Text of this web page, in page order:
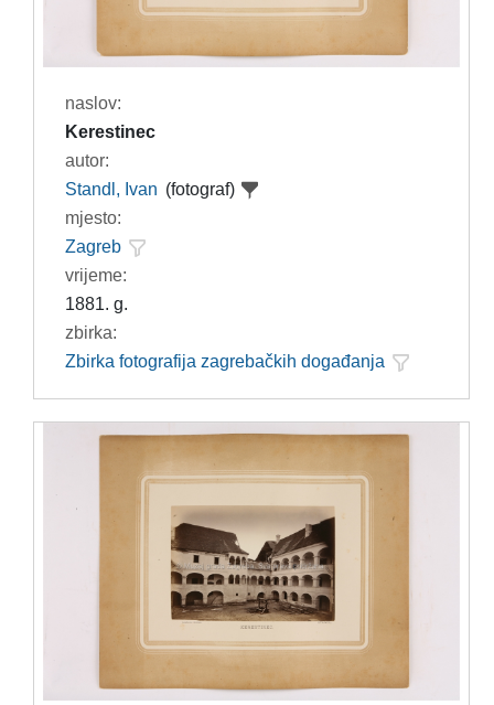
naslov:
Kerestinec
autor:
Standl, Ivan (fotograf)
mjesto:
Zagreb
vrijeme:
1881. g.
zbirka:
Zbirka fotografija zagrebačkih događanja